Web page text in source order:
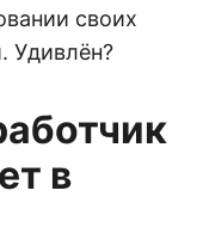
своих
Удивлён?
в